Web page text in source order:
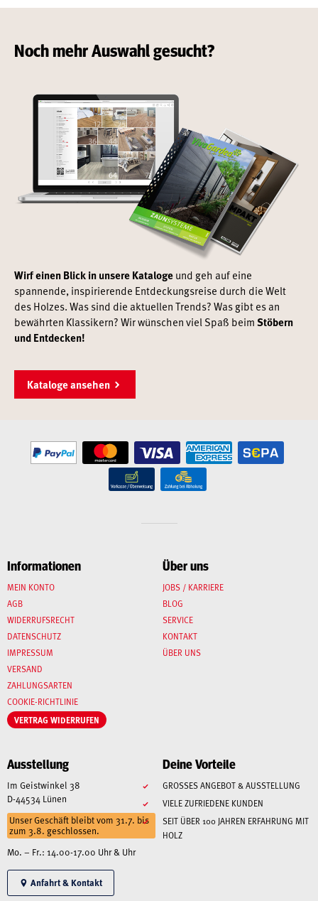
Noch mehr Auswahl gesucht?
Wirf einen Blick in unsere Katalogeund geh auf eine
spannende, inspirierende Entdeckungsreise durch die Welt
des Holzes. Was sind die aktuellen Trends? Was gibt es an
bewährten Klassikern? Wir wünschen viel Spaß beimStöbern
und Entdecken!
Kataloge ansehen
Informationen
MEIN KONTO
AGB
WIDERRUFSRECHT
DATENSCHUTZ
IMPRESSUM
VERSAND
ZAHLUNGSARTEN
COOKIE-RICHTLINIE
VERTRAG WIDERRUFEN
Über uns
JOBS / KARRIERE
BLOG
SERVICE
KONTAKT
ÜBER UNS
Ausstellung
Im Geistwinkel 38
D-44534 Lünen
Unser Geschäft bleibt vom 31.7. bis
zum 3.8. geschlossen.
Mo. – Fr.: 14.00-17.00 Uhr & Uhr
Anfahrt & Kontakt
Deine Vorteile
GROSSES ANGEBOT & AUSSTELLUNG
VIELE ZUFRIEDENE KUNDEN
SEIT ÜBER 100 JAHREN ERFAHRUNG MIT
HOLZ